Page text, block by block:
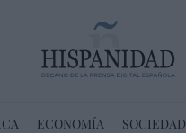
ECONOMÍA SOCIEDAD